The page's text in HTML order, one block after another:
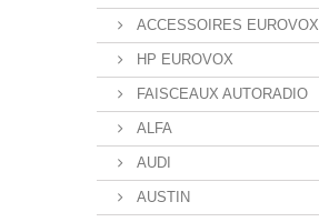
ACCESSOIRES EUROVOX
HP EUROVOX
FAISCEAUX AUTORADIO
ALFA
AUDI
AUSTIN